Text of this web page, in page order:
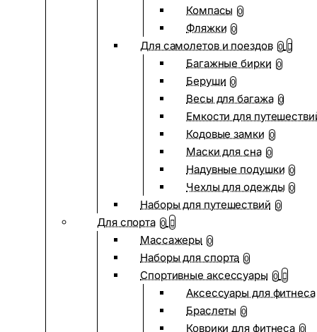
Компасы 0
Фляжки 0
Для самолетов и поездов 0
Багажные бирки 0
Беруши 0
Весы для багажа 0
Емкости для
Кодовые замки 0
Маски для сна 0
Надувные подушки 0
Чехлы для одежды 0
Наборы для путешествий 0
Для спорта 0
Массажеры 0
Наборы для спорта 0
Спортивные аксессуары 0
Аксессуары для фитнеса
Браслеты 0
Коврики для фитнеса 0